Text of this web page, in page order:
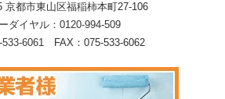
京都市東山区福稲柿本町27-106
ダイヤル： 0120-994-509
533-6061 FAX：075-533-6062